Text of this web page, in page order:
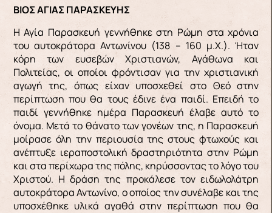
ΒΙΟΣ ΑΓΙΑΣ ΠΑΡΑΣΚΕΥΗΣ
Η Αγία Παρασκευή γεννήθηκε στη Ρώμη στα χρόνια
του αυτοκράτορα Αντωνίνου (138 – 160 μ.Χ.). Ήταν
κόρη των ευσεβών Χριστιανών, Αγάθωνα και
Πολιτείας, οι οποίοι φρόντισαν για την χριστιανική
αγωγή της, όπως είχαν υποσχεθεί στο Θεό στην
περίπτωση που θα τους έδινε ένα παιδί. Επειδή το
παιδί γεννήθηκε ημέρα Παρασκευή έλαβε αυτό το
όνομα. Μετά το θάνατο των γονέων της, η Παρασκευή
μοίρασε όλη την περιουσία της στους φτωχούς και
ανέπτυξε ιεραποστολική δραστηριότητα στην Ρώμη
και στα περίχωρα της πόλης, κηρύσσοντας το λόγο του
Χριστού. Η δράση της προκάλεσε τον ειδωλολάτρη
αυτοκράτορα Αντωνίνο, ο οποίος την συνέλαβε και της
υποσχέθηκε υλικά αγαθά στην περίπτωση που θα